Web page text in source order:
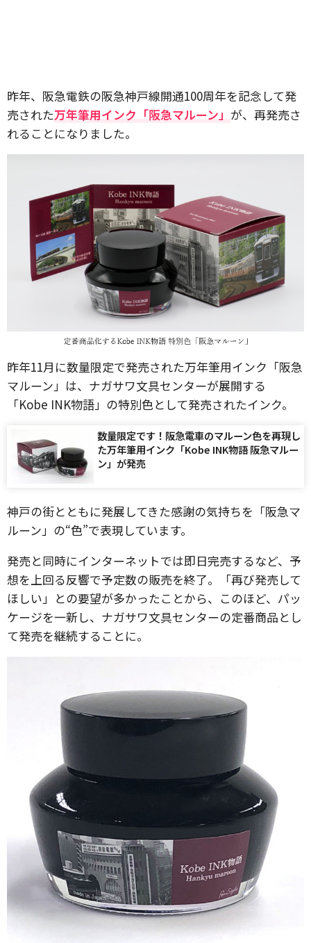
昨年、阪急電鉄の阪急神戸線開通100周年を記念して発
売された万年筆用インク「阪急マルーン」 が、再発売さ
れることになりました。
昨年11月に数量限定で発売された万年筆用インク「阪急
マルーン」は、ナガサワ文具センターが展開する
「Kobe INK物語」の特別色として発売されたインク。
数量限定です！阪急電車のマルーン色を再現し
た万年筆用インク「Kobe INK物語 阪急マルー
ン」が発売
神戸の街とともに発展してきた感謝の気持ちを「阪急マ
ルーン」の“色”で表現しています。
発売と同時にインターネットでは即日完売するなど、予
想を上回る反響で予定数の販売を終了。「再び発売して
ほしい」との要望が多かったことから、このほど、パッ
ケージを一新し、ナガサワ文具センターの定番商品とし
て発売を継続することに。